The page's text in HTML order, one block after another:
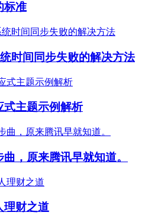
标准
时间同步失败的解决方法
式主题示例解析
，原来腾讯早就知道。
理财之道